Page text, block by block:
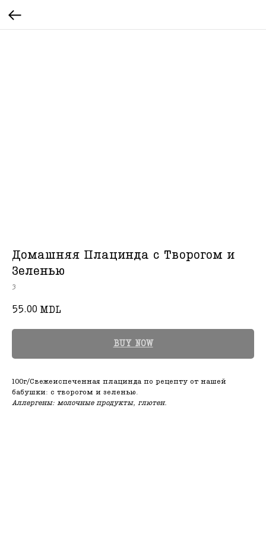
Домашняя Плацинда с Творогом и
Зеленью
3
55.00 MDL
BUY NOW
100г/Свежеиспеченная плацинда по рецепту от нашей
бабушки: с творогом и зеленью.
Аллергены: молочные продукты, глютен.